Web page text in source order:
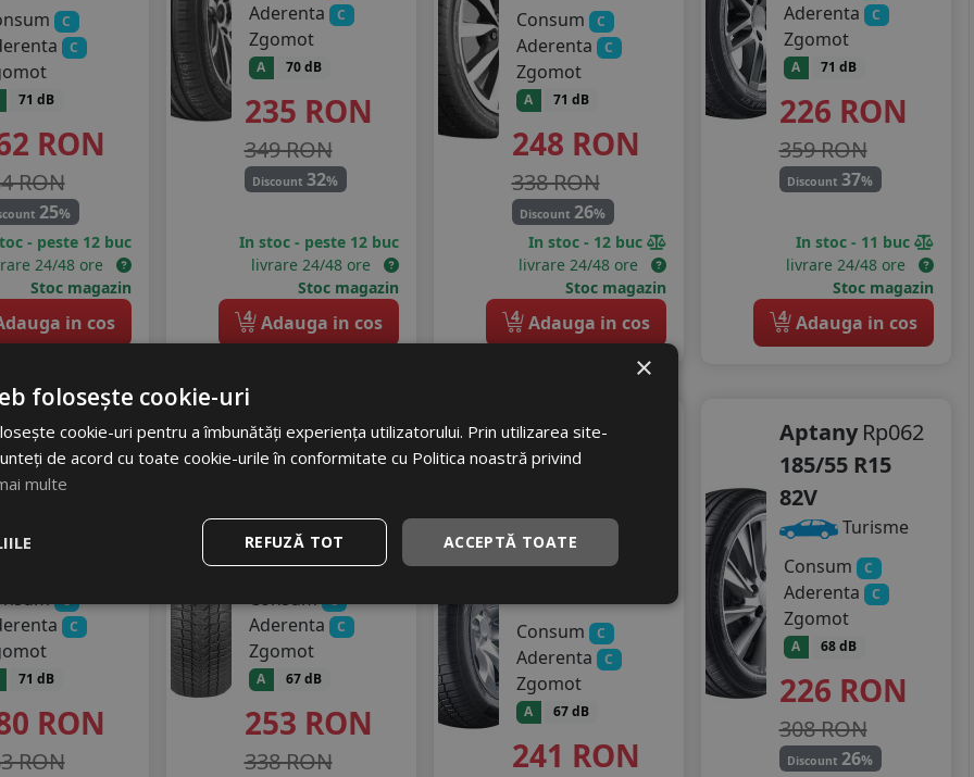
C
C
71 dB
RON
RON
25%
- peste 12 buc
24/48 ore
Stoc magazin
in cos
Aderenta C
Zgomot
A 70 dB
235 RON
349 RON
Discount32%
In stoc - peste 12 buc
livrare 24/48 ore
Stoc magazin
4 Adauga in cos
Consum
C
Aderenta C
Zgomot
A 71 dB
248 RON
338 RON
Discount 26%
In stoc - 12 buc
livrare 24/48 ore
Stoc magazin
4 Adauga in cos
Aderenta C
Zgomot
A 71 dB
226 RON
359 RON
Discount37%
In stoc - 11 buc
livrare 24/48 ore
Stoc magazin
4 Adauga in cos
3
55 R15
C
C
71 dB
RON
RON
Massimo
Msa11
86H
Turisme
Consum C
Aderenta C
Zgomot
A 67 dB
253 RON
338 RON
Sunny
Nc501 all
185/55 R15
86H
Consum
C
Aderenta C
Zgomot
A 67 dB
241 RON
Aptany Rp062
185/55 R15
82V
Turisme
Consum
C
Aderenta C
Zgomot
A 68 dB
226 RON
308 RON
Discount 26%
×
folosește cookie-uri
cookie-uri pentru a îmbunătăți experiența utilizatorului. Prin utilizarea site-
de acord cu toate cookie-urile în conformitate cu Politica noastră privind
multe
ACCEPTĂ TOATE
REFUZĂ TOT